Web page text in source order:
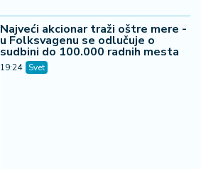
Najveći akcionar traži oštre mere -
u Folksvagenu se odlučuje o
sudbini do 100.000 radnih mesta
19:24 Svet